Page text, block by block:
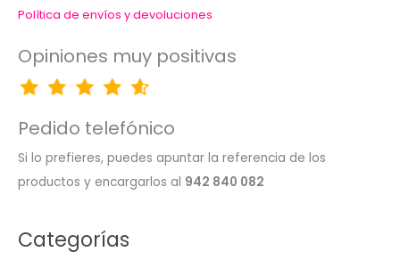
Política de envíos y devoluciones
Opiniones muy positivas
Pedido telefónico
Si lo prefieres, puedes apuntar la referencia de los
productos y encargarlos al 942 840 082
Categorías